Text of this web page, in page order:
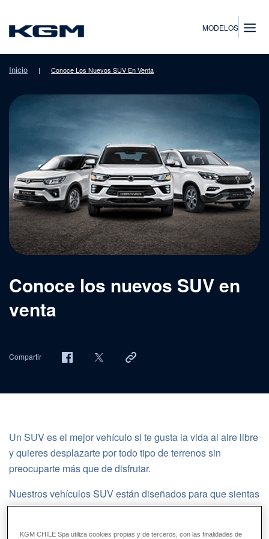
SsangYongMODELOS
Inicio | Conoce Los Nuevos SUV En Venta
Conoce los nuevos SUV en
venta
Compartir
Un SUV es el mejor vehículo si te gusta la vida al aire libre
y quieres desplazarte por todo tipo de terrenos sin
preocuparte más que de disfrutar.
Nuestros vehículos SUV están diseñados para que sientas
confianza y tranquilidad al conducir, mientras te
KGM CHILE Spa utiliza cookies propias y de terceros, con las finalidades de